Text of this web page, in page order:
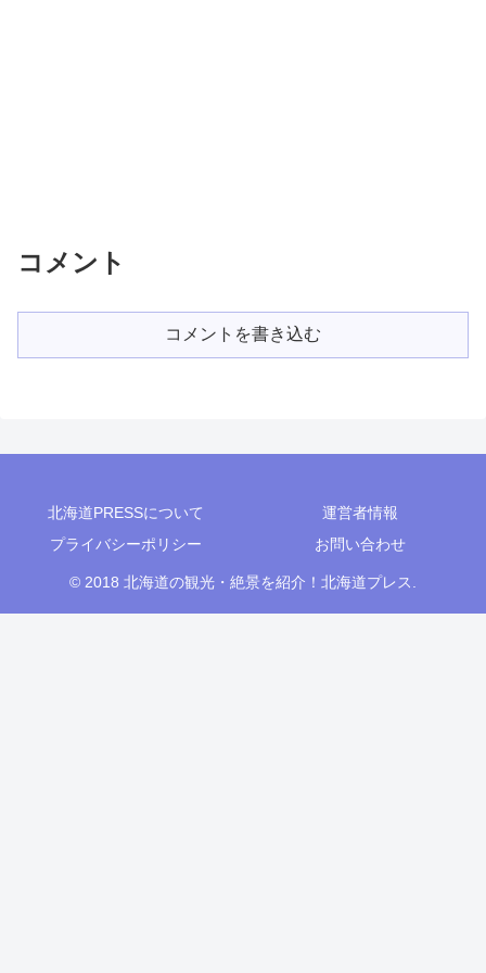
コメント
コメントを書き込む
北海道PRESSについて
運営者情報
プライバシーポリシー
お問い合わせ
© 2018 北海道の観光・絶景を紹介！北海道プレス.